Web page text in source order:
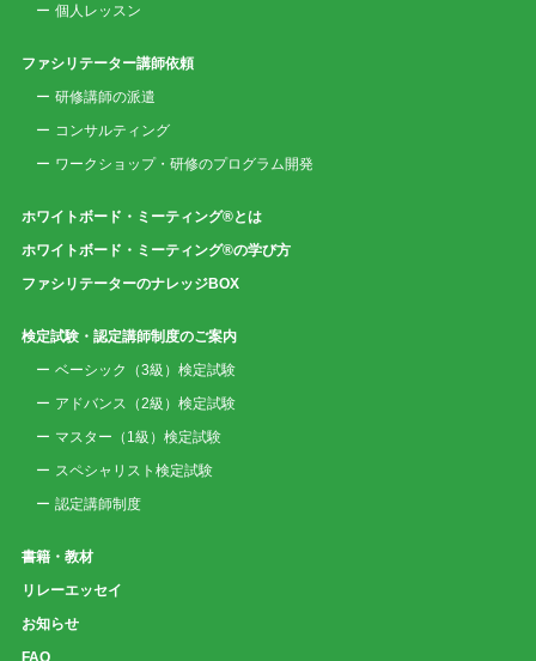
個人レッスン
ファシリテーター講師依頼
研修講師の派遣
コンサルティング
ワークショップ・研修のプログラム開発
ホワイトボード・ミーティング®とは
ホワイトボード・ミーティング®の学び方
ファシリテーターのナレッジBOX
検定試験・認定講師制度のご案内
ベーシック（3級）検定試験
アドバンス（2級）検定試験
マスター（1級）検定試験
スペシャリスト検定試験
認定講師制度
書籍・教材
リレーエッセイ
お知らせ
FAQ